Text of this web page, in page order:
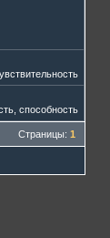
способность
Страницы: 1